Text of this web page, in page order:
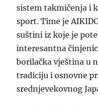
sistem takmičenja i
sport. Time je
suštini iz koje je
interesantna
borilačka vještina u
tradiciju i osnovne
srednjevekovnog